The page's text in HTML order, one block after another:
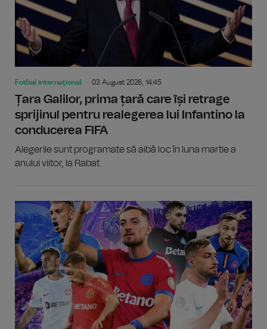
Fotbal internațional 03 August 2026, 14:45
Țara Galilor, prima țară care își retrage
sprijinul pentru realegerea lui Infantino la
conducerea FIFA
Alegerile sunt programate să aibă loc în luna martie a
anului viitor, la Rabat.